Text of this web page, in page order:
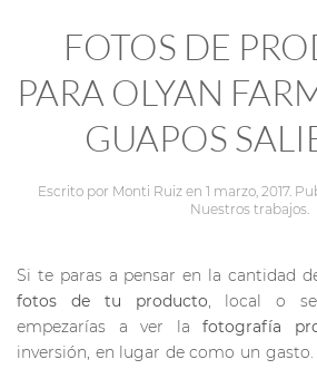
FOTOS DE
PARA OLYAN
GUAPOS
Escrito por Monti Ruiz en 1 marzo, 2017.
Nuestros trabajos.
Si te paras a pensar en la cantidad
fotos de tu producto, local o
empezarías a ver lafotografía
inversión, en lugar de como un